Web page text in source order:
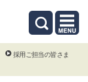
採用ご担当の皆さま